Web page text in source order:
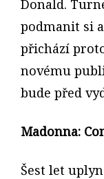
Donald.
podmanit si
přichází
novému
bude před
Madonna:
Šest let